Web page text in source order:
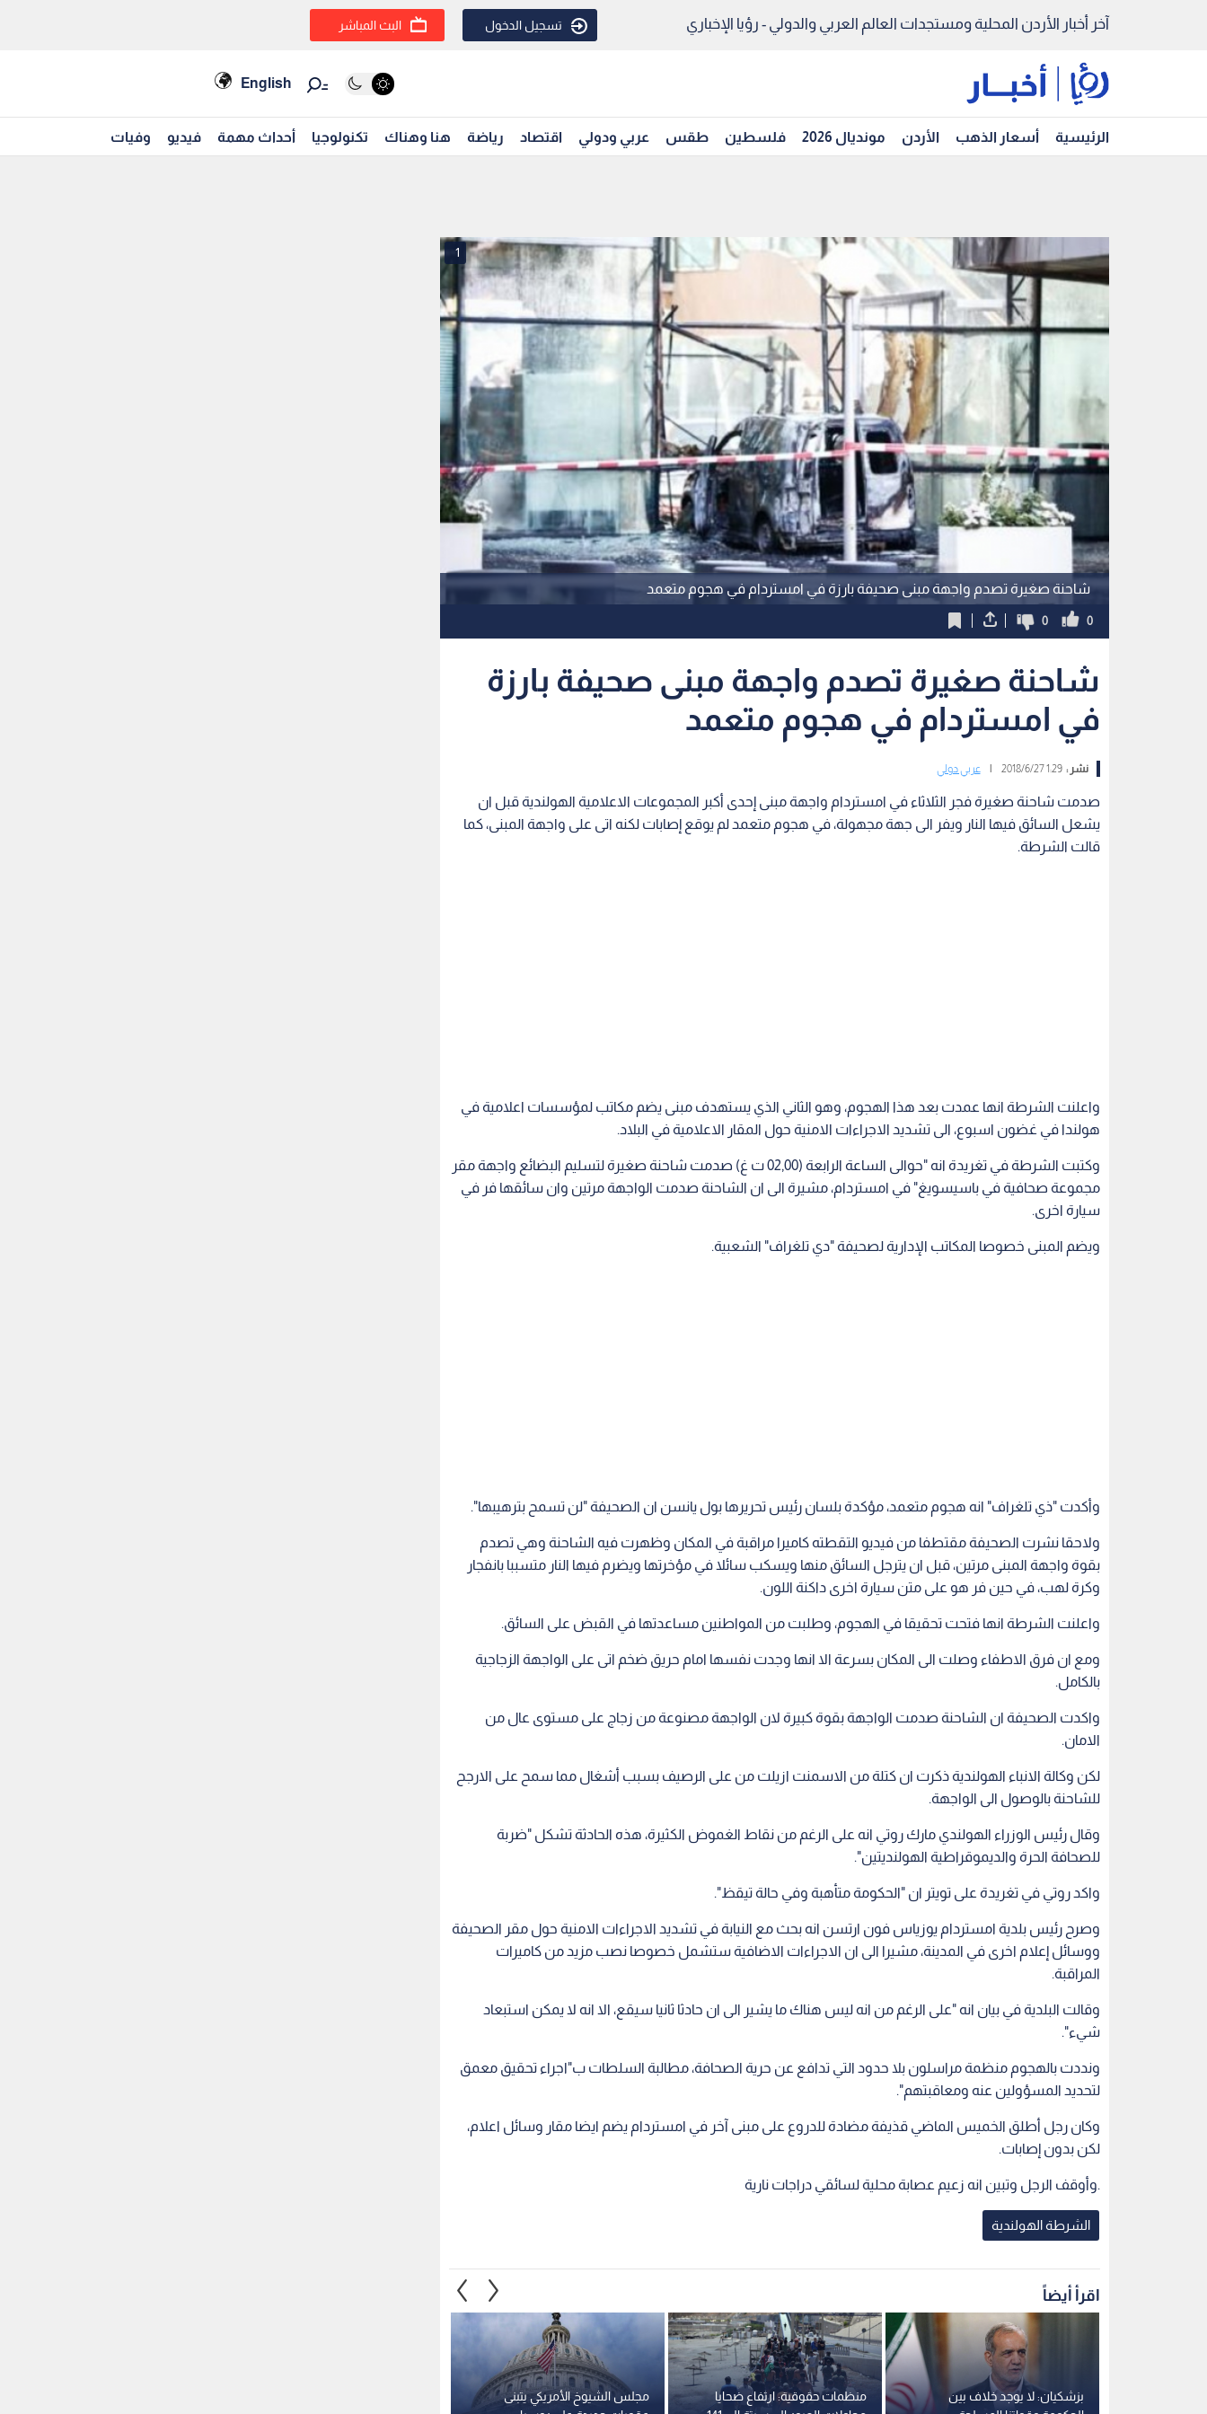
آخر أخبار الأردن المحلية ومستجدات العالم العربي والدولي - رؤيا الإخباري تسجيل الدخول البث المباشر
English
الرئيسية أسعار الذهب الأردن مونديال 2026 فلسطين طقس عربي ودولي اقتصاد رياضة هنا وهناك تكنولوجيا أحداث مهمة فيديو وفيات
شاحنة صغيرة تصدم واجهة مبنى صحيفة بارزة في امستردام في هجوم متعمد
1
0
0
شاحنة صغيرة تصدم واجهة مبنى صحيفة بارزة
في امستردام في هجوم متعمد
نشر :1:29 2018/6/27 عربي دولي
صدمت شاحنة صغيرة فجر الثلاثاء في امستردام واجهة مبنى إحدى أكبر المجموعات الاعلامية الهولندية قبل ان
يشعل السائق فيها النار ويفر الى جهة مجهولة، في هجوم متعمد لم يوقع إصابات لكنه اتى على واجهة المبنى، كما
قالت الشرطة.
واعلنت الشرطة انها عمدت بعد هذا الهجوم، وهو الثاني الذي يستهدف مبنى يضم مكاتب لمؤسسات اعلامية في
هولندا في غضون اسبوع، الى تشديد الاجراءات الامنية حول المقار الاعلامية في البلاد.
وكتبت الشرطة في تغريدة انه "حوالى الساعة الرابعة (02,00 ت غ) صدمت شاحنة صغيرة لتسليم البضائع واجهة مقر
مجموعة صحافية في باسيسويغ" في امستردام، مشيرة الى ان الشاحنة صدمت الواجهة مرتين وان سائقها فر في
سيارة اخرى.
ويضم المبنى خصوصا المكاتب الإدارية لصحيفة "دي تلغراف" الشعبية.
وأكدت "ذي تلغراف" انه هجوم متعمد، مؤكدة بلسان رئيس تحريرها بول يانسن ان الصحيفة "لن تسمح بترهيبها".
ولاحقا نشرت الصحيفة مقتطفا من فيديو التقطته كاميرا مراقبة في المكان وظهرت فيه الشاحنة وهي تصدم
بقوة واجهة المبنى مرتين، قبل ان يترجل السائق منها ويسكب سائلا في مؤخرتها ويضرم فيها النار متسببا بانفجار
وكرة لهب، في حين فر هو على متن سيارة اخرى داكنة اللون.
واعلنت الشرطة انها فتحت تحقيقا في الهجوم، وطلبت من المواطنين مساعدتها في القبض على السائق.
ومع ان فرق الاطفاء وصلت الى المكان بسرعة الا انها وجدت نفسها امام حريق ضخم اتى على الواجهة الزجاجية
بالكامل.
واكدت الصحيفة ان الشاحنة صدمت الواجهة بقوة كبيرة لان الواجهة مصنوعة من زجاج على مستوى عال من
الامان.
لكن وكالة الانباء الهولندية ذكرت ان كتلة من الاسمنت ازيلت من على الرصيف بسبب أشغال مما سمح على الارجح
للشاحنة بالوصول الى الواجهة.
وقال رئيس الوزراء الهولندي مارك روتي انه على الرغم من نقاط الغموض الكثيرة، هذه الحادثة تشكل "ضربة
للصحافة الحرة والديموقراطية الهولنديتين".
واكد روتي في تغريدة على تويتر ان "الحكومة متأهبة وفي حالة تيقظ".
وصرح رئيس بلدية امستردام يوزياس فون ارتسن انه بحث مع النيابة في تشديد الاجراءات الامنية حول مقر الصحيفة
ووسائل إعلام اخرى في المدينة، مشيرا الى ان الاجراءات الاضافية ستشمل خصوصا نصب مزيد من كاميرات
المراقبة.
وقالت البلدية في بيان انه "على الرغم من انه ليس هناك ما يشير الى ان حادثا ثانيا سيقع، الا انه لا يمكن استبعاد
شيء".
ونددت بالهجوم منظمة مراسلون بلا حدود التي تدافع عن حرية الصحافة، مطالبة السلطات ب"اجراء تحقيق معمق
لتحديد المسؤولين عنه ومعاقبتهم".
وكان رجل أطلق الخميس الماضي قذيفة مضادة للدروع على مبنى آخر في امستردام يضم ايضا مقار وسائل اعلام،
لكن بدون إصابات.
وأوقف الرجل وتبين انه زعيم عصابة محلية لسائقي دراجات نارية.
الشرطة الهولندية
اقرأ أيضاً
مجلس الشيوخ الأمريكي يتبنى
منظمات حقوقية: ارتفاع ضحايا
بزشكيان: لا يوجد خلاف بين